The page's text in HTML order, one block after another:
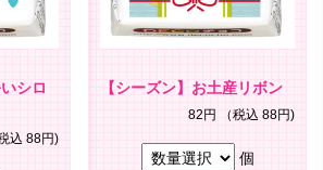
シロ
税込 88円)
【シーズン】お土産リボン
82円 （税込 88円)
個